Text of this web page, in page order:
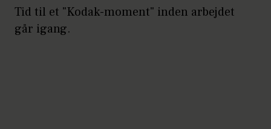
Tid til et "Kodak-moment" inden arbejdet
går igang.